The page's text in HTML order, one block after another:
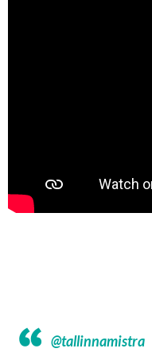
@tallinnamistra